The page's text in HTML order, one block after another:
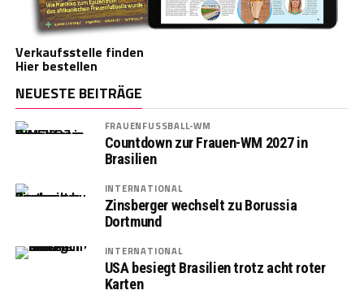
Verkaufsstelle finden
Hier bestellen
NEUESTE BEITRÄGE
FRAUENFUSSBALL-WM
Countdown zur Frauen-WM 2027 in
Brasilien
INTERNATIONAL
Zinsberger wechselt zu Borussia
Dortmund
INTERNATIONAL
USA besiegt Brasilien trotz acht roter
Karten